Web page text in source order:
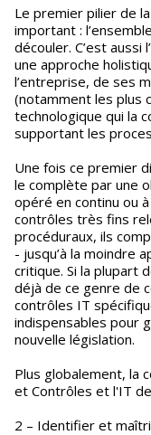
Le premier pilier de
important :
découler. C’est aussi
une approche
l’entreprise, de ses
(notamment les plus
technologique qui la
supportant les
Une fois ce premier
le complète par une
opéré en continu ou
contrôles très fins
procéduraux, ils
- jusqu’à la moindre
critique. Si la plupart
déjà de ce genre de
contrôles IT
indispensables pour
nouvelle législation.
Plus globalement, la
et Contrôles et l'IT
2 – Identifier et